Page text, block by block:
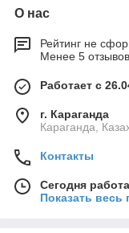
О нас
Рейтинг не
Менее 5
Работает с
г. Караганда
Караганда,
Контакты
Сегодня
Показать весь